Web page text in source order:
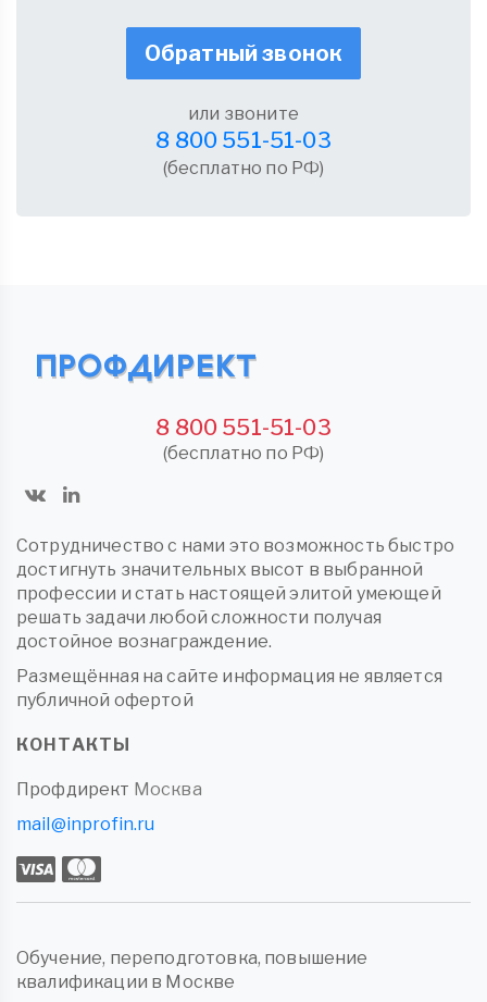
Обратный звонок
или звоните
8 800 551-51-03
(бесплатно по РФ)
8 800 551-51-03
(бесплатно по РФ)
Сотрудничество с нами это возможность быстро
достигнуть значительных высот в выбранной
профессии и стать настоящей элитой умеющей
решать задачи любой сложности получая
достойное вознаграждение.
Размещённая на сайте информация не является
публичной офертой
КОНТАКТЫ
Профдирект Москва
mail@inprofin.ru
Обучение, переподготовка, повышение
квалификации в Москве